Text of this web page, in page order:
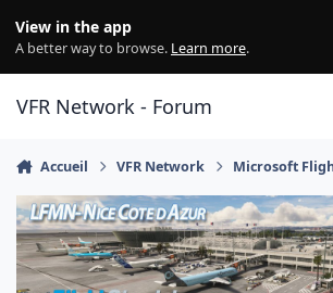
View in the app
A better way to browse. Learn more.
VFR Network - Forum
Accueil VFR Network Microsoft